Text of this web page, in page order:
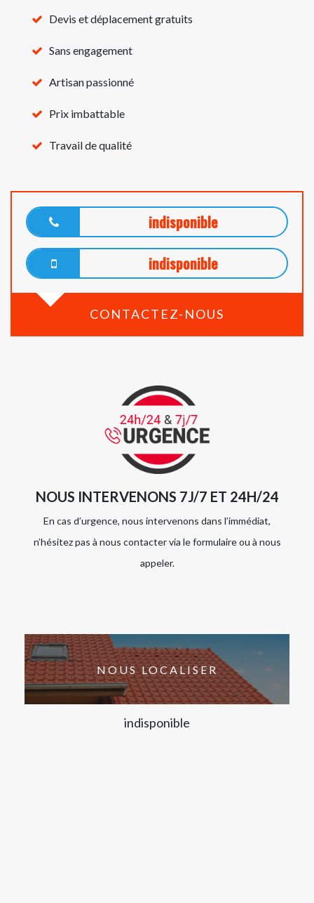
Devis et déplacement gratuits
Sans engagement
Artisan passionné
Prix imbattable
Travail de qualité
indisponible
indisponible
CONTACTEZ-NOUS
NOUS INTERVENONS 7J/7 ET 24H/24
En cas d’urgence, nous intervenons dans l’immédiat,
n’hésitez pas à nous contacter via le formulaire ou à nous
appeler.
NOUS LOCALISER
indisponible